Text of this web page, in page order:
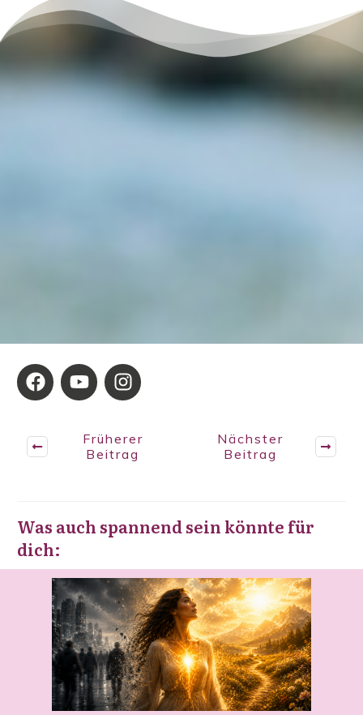
Früherer
Beitrag
Nächster
Beitrag
Was auch spannend sein könnte für
dich: